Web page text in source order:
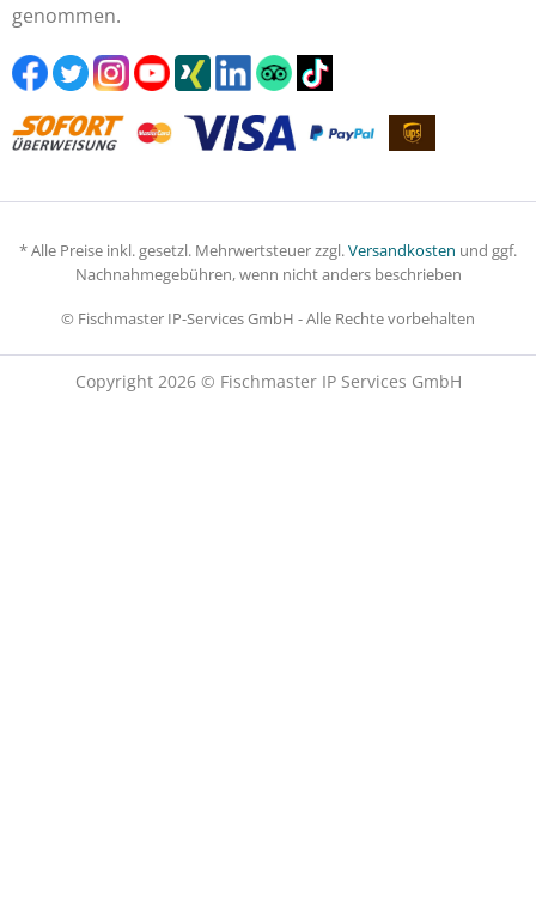
genommen.
* Alle Preise inkl. gesetzl. Mehrwertsteuer zzgl.Versandkosten und ggf.
Nachnahmegebühren, wenn nicht anders beschrieben
© Fischmaster IP-Services GmbH - Alle Rechte vorbehalten
Copyright 2026 © Fischmaster IP Services GmbH